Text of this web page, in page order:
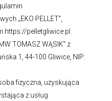
„EKO PELLET”,
https://pelletgliwice.pl
TOMASZ WĄSIK” z
1, 44-100 Gliwice, NIP:
fizyczna, uzyskująca
z usług